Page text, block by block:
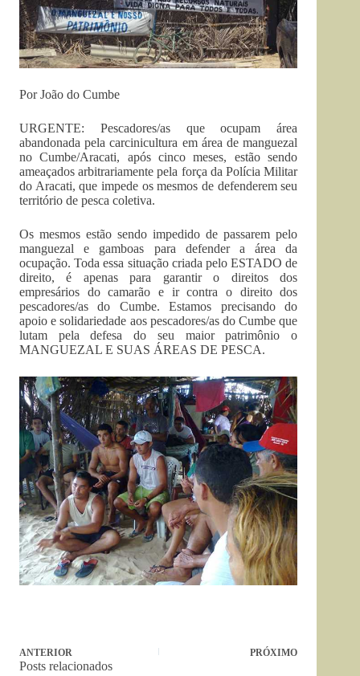
Por João do Cumbe
URGENTE: Pescadores/as que ocupam área
abandonada pela carcinicultura em área de manguezal
no Cumbe/Aracati, após cinco meses, estão sendo
ameaçados arbitrariamente pela força da Polícia Militar
do Aracati, que impede os mesmos de defenderem seu
território de pesca coletiva.
Os mesmos estão sendo impedido de passarem pelo
manguezal e gamboas para defender a área da
ocupação. Toda essa situação criada pelo ESTADO de
direito, é apenas para garantir o direitos dos
empresários do camarão e ir contra o direito dos
pescadores/as do Cumbe. Estamos precisando do
apoio e solidariedade aos pescadores/as do Cumbe que
lutam pela defesa do seu maior patrimônio o
MANGUEZAL E SUAS ÁREAS DE PESCA.
ANTERIOR PRÓXIMO
Posts relacionados